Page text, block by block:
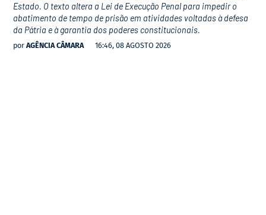
Estado. O texto altera a Lei de Execução Penal para impedir o
abatimento de tempo de prisão em atividades voltadas à defesa
da Pátria e à garantia dos poderes constitucionais.
por AGÊNCIA CÂMARA 16:46, 08 AGOSTO 2026